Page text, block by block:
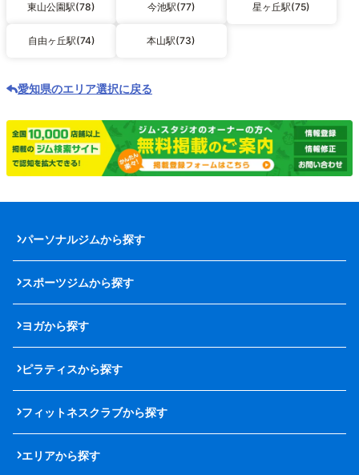
東山公園駅(78) 今池駅(77) 星ヶ丘駅(75)
自由ヶ丘駅(74) 本山駅(73)
愛知県のエリア選択に戻る
パーソナルジムから探す
スポーツジムから探す
ヨガから探す
ピラティスから探す
フィットネスクラブから探す
エリアから探す